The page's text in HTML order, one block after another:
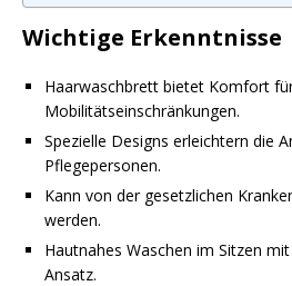
Wichtige Erkenntnisse
Haarwaschbrett bietet Komfort
Mobilitätseinschränkungen.
Spezielle Designs erleichtern die
Pflegepersonen.
Kann von der gesetzlichen
werden.
Hautnahes Waschen im Sitzen
Ansatz.